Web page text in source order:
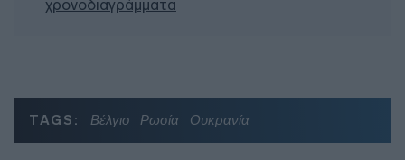
χρονοδιαγράμματα
TAGS: Βέλγιο Ρωσία Ουκρανία